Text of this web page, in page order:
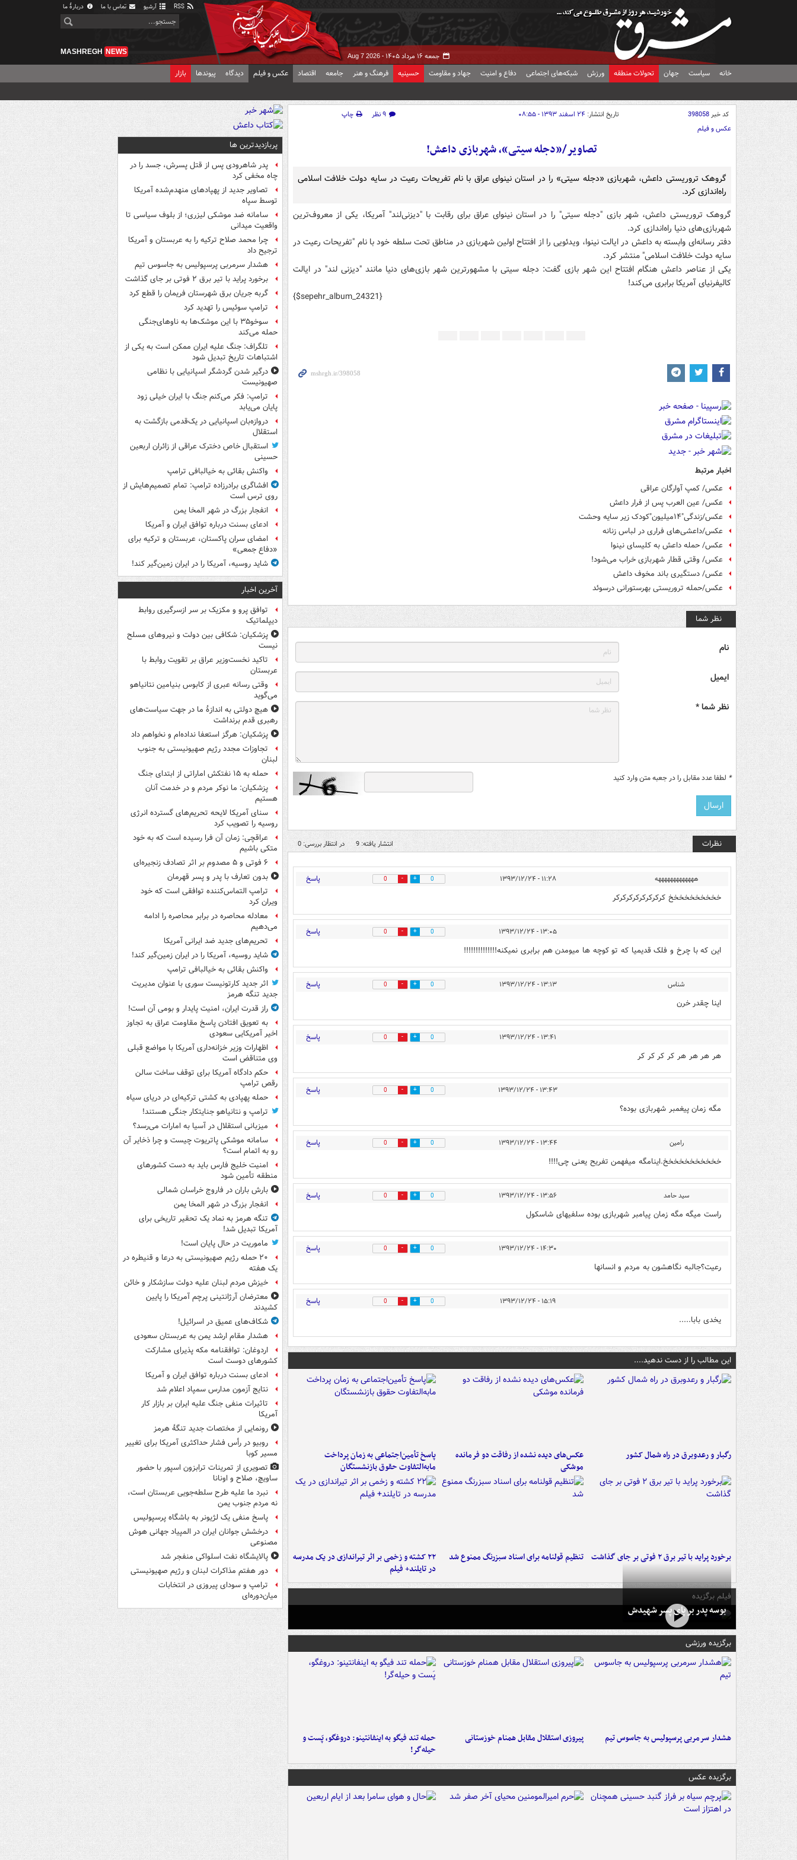
آرشیو تماس با ما دربارهٔ ما
جمعه ۱۶ مرداد ۱۴۰۵ - Aug 7 2026
MASHREGH NEWS
خانه سیاست جهان تحولات منطقه ورزش شبکه‌های اجتماعی دفاع و امنیت جهاد و مقاومت حسینیه فرهنگ و هنر جامعه اقتصاد عکس و فیلم دیدگاه پیوندها بازار
کد خبر398058 تاریخ انتشار: ۲۴ اسفند ۱۳۹۳ - ۰۸:۵۵ ۹ نظر
چاپ
عکس و فیلم
تصاویر/«دجله سیتی»، شهربازی داعش!
گروهک تروریستی داعش، شهربازی «دجله سیتی» را در استان نینوای عراق با نام تفریحات رعیت در سایه دولت خلافت اسلامی
راه‌اندازی کرد.
گروهک تروریستی داعش، شهر بازی "دجله سیتی" را در استان نینوای عراق برای رقابت با "دیزنی‌لند" آمریکا، یکی از معروف‌ترین
شهربازی‌های دنیا راه‌اندازی کرد.
دفتر رسانه‌ای وابسته به داعش در ایالت نینوا، ویدئویی را از افتتاح اولین شهربازی در مناطق تحت سلطه خود با نام "تفریحات رعیت در
سایه دولت خلافت اسلامی" منتشر کرد.
یکی از عناصر داعش هنگام افتتاح این شهر بازی گفت: دجله سیتی با مشهورترین شهر بازی‌های دنیا مانند "دیزنی لند" در ایالت
کالیفرنیای آمریکا برابری می‌کند!
{$sepehr_album_24321}
اخبار مرتبط
عکس/ کمپ آوارگان عراقی
عکس/ عین العرب پس از فرار داعش
عکس/زندگی"۱۴میلیون"کودک زیر سایه وحشت
عکس/داعشی‌های فراری در لباس زنانه
عکس/ حمله داعش به کلیسای نینوا
عکس/ وقتی قطار شهربازی خراب می‌شود!
عکس/ دستگیری باند مخوف داعش
عکس/حمله ‎تروریستی ‎به‎رستورانی ‎درسوئد
نظر شما
نام
ایمیل
نظر شما *
* لطفا عدد مقابل را در جعبه متن وارد کنید
نظرات انتشار یافته: 9 در انتظار بررسی: 0
هههههههههههههه ۱۱:۲۸ - ۱۳۹۳/۱۲/۲۴ 0
0 پاسخ
خخخخخخخخخخ کرکرکرکرکرکرکرکر
۱۳:۰۵ - ۱۳۹۳/۱۲/۲۴ 0
0 پاسخ
این که با چرخ و فلک قدیمیا که تو کوچه ها میومدن هم برابری نمیکنه!!!!!!!!!!!!!!
شناس ۱۳:۱۳ - ۱۳۹۳/۱۲/۲۴ 0
0 پاسخ
اینا چقدر خرن
۱۳:۴۱ - ۱۳۹۳/۱۲/۲۴ 0
0 پاسخ
هر هر هر هر کر کر کر کر
۱۳:۴۳ - ۱۳۹۳/۱۲/۲۴ 0
0 پاسخ
مگه زمان پیغمبر شهربازی بوده؟
رامین ۱۳:۴۴ - ۱۳۹۳/۱۲/۲۴ 0
0 پاسخ
خخخخخخخخخخخ.اینامگه میفهمن تفریح یعنی چی!!!!
سید حامد ۱۳:۵۶ - ۱۳۹۳/۱۲/۲۴ 0
0 پاسخ
راست میگه مگه زمان پیامبر شهربازی بوده سلفیهای شاسکول
۱۴:۳۰ - ۱۳۹۳/۱۲/۲۴ 0
0 پاسخ
رعیت؟جالبه نگاهشون به مردم و انسانها
۱۵:۱۹ - ۱۳۹۳/۱۲/۲۴ 0
0 پاسخ
یخدی بابا.....
این مطالب را از دست ندهید....
رگبار و رعدوبرق در راه شمال کشور
عکس‌های دیده نشده از رفاقت دو فرمانده‌
موشکی
پاسخ تأمین‌اجتماعی به زمان پرداخت
مابه‌التفاوت حقوق بازنشستگان
برخورد پراید با تیر برق ۲ فوتی بر جای گذاشت تنظیم قولنامه برای اسناد سبزرنگ ممنوع شد
۲۲ کشته و زخمی بر اثر تیراندازی در یک مدرسه
در تایلند+ فیلم
فیلم برگزیده
بوسه‌ پدر بر پای پسر شهیدش
برگزیده ورزشی
هشدار سرمربی پرسپولیس به جاسوس تیم پیروزی استقلال مقابل همنام خوزستانی
حمله تند فیگو به اینفانتینو: دروغگو، پَست‌ و
حیله‌گر!
برگزیده عکس
پربازدیدترین ها
پدر شاهرودی پس از قتل پسرش، جسد را در
چاه مخفی کرد
تصاویر جدید از پهپادهای منهدم‌شده آمریکا
توسط سپاه
سامانه ضد موشکی لیزری؛ از بلوف سیاسی تا
واقعیت میدانی
چرا محمد صلاح ترکیه را به عربستان و آمریکا
ترجیح داد
هشدار سرمربی پرسپولیس به جاسوس تیم
برخورد پراید با تیر برق ۲ فوتی بر جای گذاشت
گربه جریان برق شهرستان فریمان را قطع کرد
ترامپ سوئیس را تهدید کرد
سوخو۳۵ با این موشک‌ها به ناوهای‌جنگی
حمله می‌کند
تلگراف: جنگ علیه ایران ممکن است به یکی از
اشتباهات تاریخ تبدیل شود
درگیر شدن گردشگر اسپانیایی با نظامی
صهیونیست
ترامپ: فکر می‌کنم جنگ با ایران خیلی زود
پایان می‌یابد
دروازه‌بان اسپانیایی در یک‌قدمی بازگشت به
استقلال
استقبال خاص دخترک عراقی از زائران اربعین
حسینی
واکنش بقائی به خیالبافی ترامپ
افشاگری برادرزاده ترامپ: تمام تصمیم‌هایش از
روی ترس است
انفجار بزرگ در شهر المخا یمن
ادعای بسنت درباره توافق ایران و آمریکا
امضای سران پاکستان، عربستان و ترکیه برای
«دفاع جمعی»
شاید روسیه، آمریکا را در ایران زمین‌گیر کند!
آخرین اخبار
توافق پرو و مکزیک بر سر ازسرگیری روابط
دیپلماتیک
پزشکیان: شکافی بین دولت و نیروهای مسلح
نیست
تاکید نخست‌وزیر عراق بر تقویت روابط با
عربستان
وقتی رسانه عبری از کابوس بنیامین نتانیاهو
می‌گوید
هیچ دولتی به اندازۀ ما در جهت سیاست‌های
رهبری قدم برنداشت
پزشکیان: هرگز استعفا نداده‌ام و نخواهم داد
تجاوزات مجدد رژیم صهیونیستی به جنوب
لبنان
حمله به ۱۵ نفتکش‌ اماراتی از ابتدای جنگ
پزشکیان: ما نوکر مردم و در خدمت آنان
هستیم
سنای آمریکا لایحه تحریم‌های گسترده انرژی
روسیه را تصویب کرد
عراقچی: زمان آن فرا رسیده است که به خود
متکی باشیم
۶ فوتی و ۵ مصدوم بر اثر تصادف زنجیره‌ای
بدون تعارف با پدر و پسر قهرمان
ترامپ التماس‌کننده توافقی است که خود
ویران کرد
معادله محاصره در برابر محاصره را ادامه
می‌دهیم
تحریم‌های جدید ضد ایرانی آمریکا
شاید روسیه، آمریکا را در ایران زمین‌گیر کند!
واکنش بقائی به خیالبافی ترامپ
اثر جدید کارتونیست سوری با عنوان مدیریت
جدید تنگه هرمز
راز قدرت ایران، امنیت پایدار و بومی آن است!
به تعویق افتادن پاسخ مقاومت عراق به تجاوز
اخیر آمریکایی سعودی
اظهارات وزیر خزانه‌داری آمریکا با مواضع قبلی
وی متناقض است
حکم دادگاه آمریکا برای توقف ساخت سالن
رقص ترامپ
حمله پهپادی به کشتی ترکیه‌ای در دریای سیاه
ترامپ و نتانیاهو جنایتکار جنگی هستند!
میزبانی استقلال در آسیا به امارات می‌رسد؟
سامانه موشکی پاتریوت چیست و چرا ذخایر آن
رو به اتمام است؟
امنیت خلیج فارس باید به دست کشورهای
منطقه تأمین شود
بارش باران در فاروج خراسان شمالی
انفجار بزرگ در شهر المخا یمن
تنگه هرمز به نماد یک تحقیر تاریخی برای
آمریکا تبدیل شد!
ماموریت در حال پایان است!
۲۰ حمله رژیم صهیونیستی به درعا و قنیطره در
یک هفته
خیزش مردم لبنان علیه دولت سازشکار و خائن
معترضان آرژانتینی پرچم آمریکا را پایین
کشیدند
شکاف‌های عمیق در اسرائیل!
هشدار مقام ارشد یمن به عربستان سعودی
اردوغان: توافقنامه مکه پذیرای مشارکت
کشورهای دوست است
ادعای بسنت درباره توافق ایران و آمریکا
نتایج آزمون مدارس سمپاد اعلام شد
تاثیرات منفی جنگ علیه ایران بر بازار کار
آمریکا
رونمایی از مختصات جدید تنگۀ هرمز
روبیو در رأس فشار حداکثری آمریکا برای تغییر
مسیر کوبا
تصویری از تمرینات ترابزون اسپور با حضور
ساویچ، صلاح و اونانا
نبرد ما علیه طرح سلطه‌جویی عربستان است،
نه مردم جنوب یمن
پاسخ منفی یک لژیونر به باشگاه پرسپولیس
درخشش جوانان ایران در المپیاد جهانی هوش
مصنوعی
پالایشگاه نفت اسلواکی منفجر شد
دور هفتم مذاکرات لبنان و رژیم صهیونیستی
ترامپ و سودای پیروزی در انتخابات
میان‌دوره‌ای